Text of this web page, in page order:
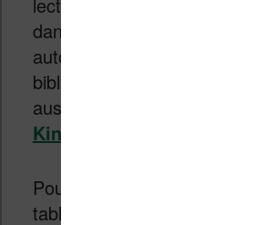
dans leur compte, ces
automatiquement
bibliothèque Kindle et donc
aussi bien sur le site que
Kindle
Pour les utilisateurs de
tablette, ils devront